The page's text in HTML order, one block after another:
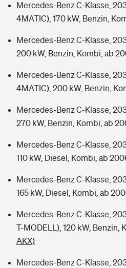
Mercedes-Benz C-Klasse,
4MATIC), 170 kW, Benzin,
Mercedes-Benz C-Klasse,
200 kW, Benzin, Kombi, ab
Mercedes-Benz C-Klasse,
4MATIC), 200 kW, Benzin,
Mercedes-Benz C-Klasse,
270 kW, Benzin, Kombi, ab
Mercedes-Benz C-Klasse,
110 kW, Diesel, Kombi, ab
Mercedes-Benz C-Klasse,
165 kW, Diesel, Kombi, ab
Mercedes-Benz C-Klasse,
T-MODELL), 120 kW, Benzin,
AKX)
Mercedes-Benz C-Klasse,